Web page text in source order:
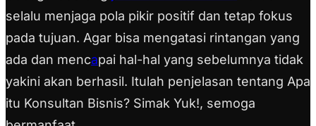
selalu menjaga pola pikir positif dan tetap fokus
pada tujuan. Agar bisa mengatasi rintangan yang
ada dan mencapai hal-hal yang sebelumnya tidak
yakini akan berhasil. Itulah penjelasan tentang Apa
itu Konsultan Bisnis? Simak Yuk!, semoga